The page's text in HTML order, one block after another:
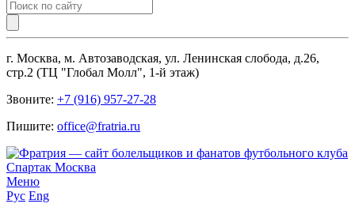
г. Москва, м. Автозаводская, ул. Ленинская слобода, д.26,
стр.2 (ТЦ "Глобал Молл", 1-й этаж)
Звоните: +7 (916) 957-27-28
Пишите: office@fratria.ru
Меню
Рус Eng